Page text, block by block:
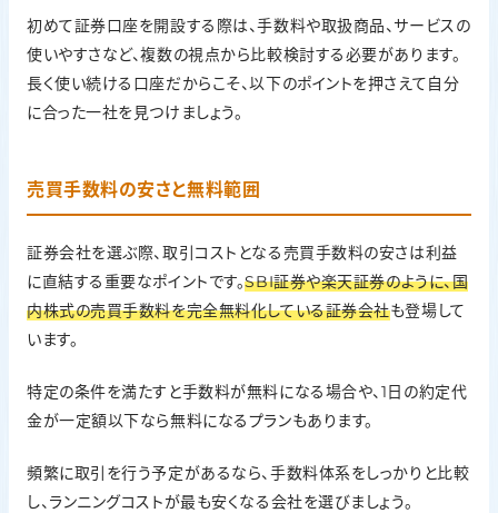
初めて証券口座を開設する際は、手数料や取扱商品、サービスの
使いやすさなど、複数の視点から比較検討する必要があります。
長く使い続ける口座だからこそ、以下のポイントを押さえて自分
に合った一社を見つけましょう。
売買手数料の安さと無料範囲
証券会社を選ぶ際、取引コストとなる売買手数料の安さは利益
に直結する重要なポイントです。SBI証券や楽天証券のように、国
内株式の売買手数料を完全無料化している証券会社も登場して
います。
特定の条件を満たすと手数料が無料になる場合や、1日の約定代
金が一定額以下なら無料になるプランもあります。
頻繁に取引を行う予定があるなら、手数料体系をしっかりと比較
し、ランニングコストが最も安くなる会社を選びましょう。